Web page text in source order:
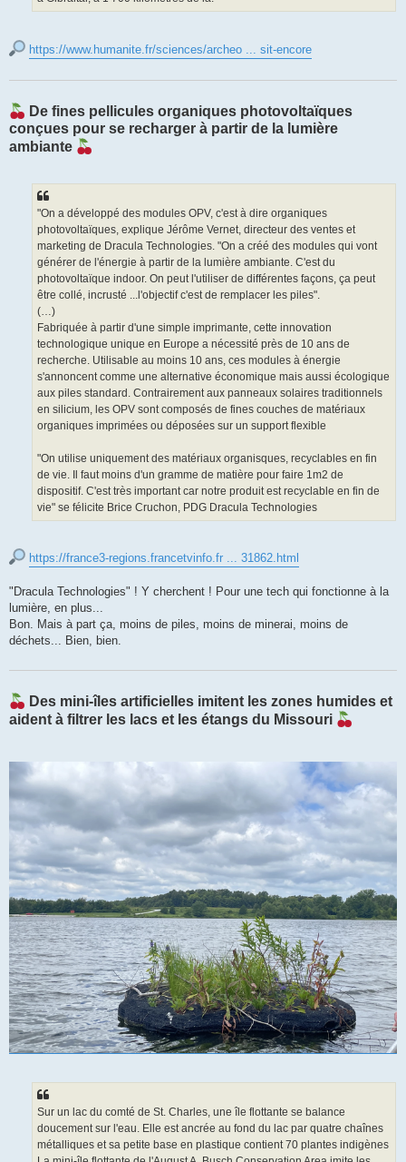
https://www.humanite.fr/sciences/archeo ... sit-encore
De fines pellicules organiques photovoltaïques
conçues pour se recharger à partir de la lumière
ambiante
"On a développé des modules OPV, c'est à dire organiques
photovoltaïques, explique Jérôme Vernet, directeur des ventes et
marketing de Dracula Technologies. "On a créé des modules qui vont
générer de l'énergie à partir de la lumière ambiante. C'est du
photovoltaïque indoor. On peut l'utiliser de différentes façons, ça peut
être collé, incrusté ...l'objectif c'est de remplacer les piles".
(…)
Fabriquée à partir d'une simple imprimante, cette innovation
technologique unique en Europe a nécessité près de 10 ans de
recherche. Utilisable au moins 10 ans, ces modules à énergie
s'annoncent comme une alternative économique mais aussi écologique
aux piles standard. Contrairement aux panneaux solaires traditionnels
en silicium, les OPV sont composés de fines couches de matériaux
organiques imprimées ou déposées sur un support flexible
"On utilise uniquement des matériaux organisques, recyclables en fin
de vie. Il faut moins d'un gramme de matière pour faire 1m2 de
dispositif. C'est très important car notre produit est recyclable en fin de
vie" se félicite Brice Cruchon, PDG Dracula Technologies
https://france3-regions.francetvinfo.fr ... 31862.html
"Dracula Technologies" ! Y cherchent ! Pour une tech qui fonctionne à la
lumière, en plus...
Bon. Mais à part ça, moins de piles, moins de minerai, moins de
déchets... Bien, bien.
Des mini-îles artificielles imitent les zones humides et
aident à filtrer les lacs et les étangs du Missouri
Sur un lac du comté de St. Charles, une île flottante se balance
doucement sur l'eau. Elle est ancrée au fond du lac par quatre chaînes
métalliques et sa petite base en plastique contient 70 plantes indigènes